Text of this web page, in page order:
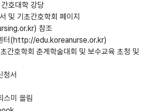
호대학 강당
및 기초간호학회 페이지
) 참조
터(http://edu.koreanurse.or.kr)
간호학회 춘계학술대회 및 보수교육 초청 및
서
스미 올림